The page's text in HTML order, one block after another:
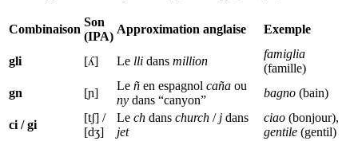
Combinaison
Son
(IPA)
Approximation anglaise Exemple
gli [ʎ] Le lli dans million
famiglia
(famille)
gn
[ɲ]
Le ñ en espagnol caña ou
ny dans “canyon”
bagno (bain)
ci / gi
[tʃ] /
[dʒ]
Le ch dans church / j dans
jet
ciao (bonjour),
gentile (gentil)